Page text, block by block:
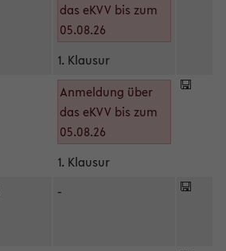
das eKVV bis zum
05.08.26
1. Klausur
Anmeldung über
das eKVV bis zum
05.08.26
1. Klausur
-